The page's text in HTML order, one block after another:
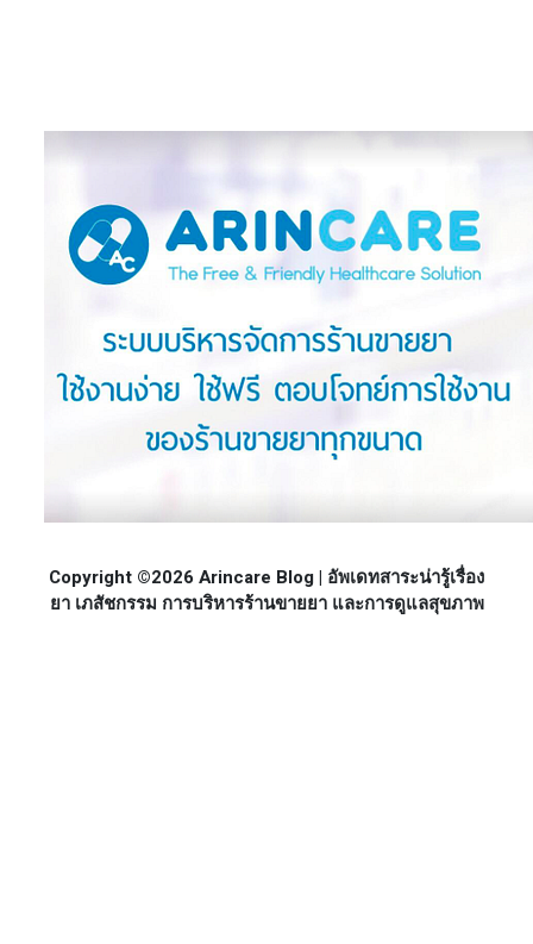
Copyright ©2026 Arincare Blog | อัพเดทสาระน่ารู้เรื่อง
ยา เภสัชกรรม การบริหารร้านขายยา และการดูแลสุขภาพ